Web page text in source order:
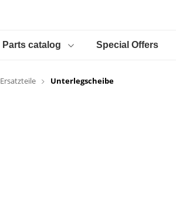
Parts catalog Special Offers
Ersatzteile Unterlegscheibe